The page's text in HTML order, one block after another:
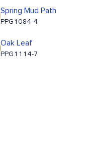
Spring Mud Path
PPG1084-4
Oak Leaf
PPG1114-7